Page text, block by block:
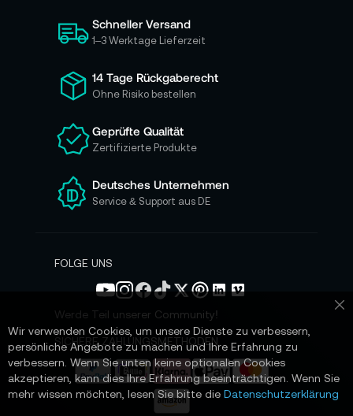
c
h
ü
r
u
e
e
n
N
s
e
n
Schneller Versand
1–3 Werktage Lieferzeit
14 Tage Rückgaberecht
Ohne Risiko bestellen
Geprüfte Qualität
Zertifizierte Produkte
Deutsches Unternehmen
Service & Support aus DE
FOLGE UNS
Werde Teil unserer Community!
SICHERE ZAHLUNGSMETHODEN
Wir verwenden Cookies, um unsere Dienste zu verbessern,
persönliche Angebote zu machen und Ihre Erfahrung zu
verbessern. Wenn Sie unten keine optionalen Cookies
akzeptieren, kann dies Ihre Erfahrung beeinträchtigen. Wenn Sie
mehr wissen möchten, lesen Sie bitte die Datenschutzerklärung